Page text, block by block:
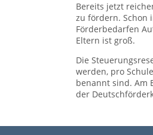
Bereits jetzt
zu fördern. Schon
Förderbedarfen
Eltern ist groß.
Die
werden, pro
benannt sind. Am
der